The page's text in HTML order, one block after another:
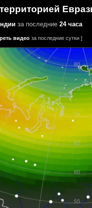
за последние 24 часа
видеоза последние сутки ]